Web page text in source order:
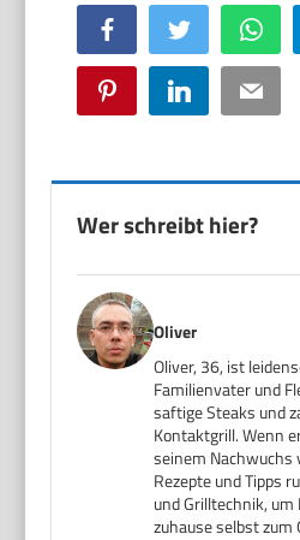
Facebook Twitter
Pinterest LinkedIn Email
Wer schreibt hier?
Oliver
Oliver, 36, ist
Familienvater und
saftige Steaks und
Kontaktgrill. Wenn
seinem
Rezepte und Tipps
und Grilltechnik,
zuhause selbst zum